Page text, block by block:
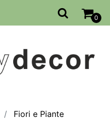
0
Fiori e Piante